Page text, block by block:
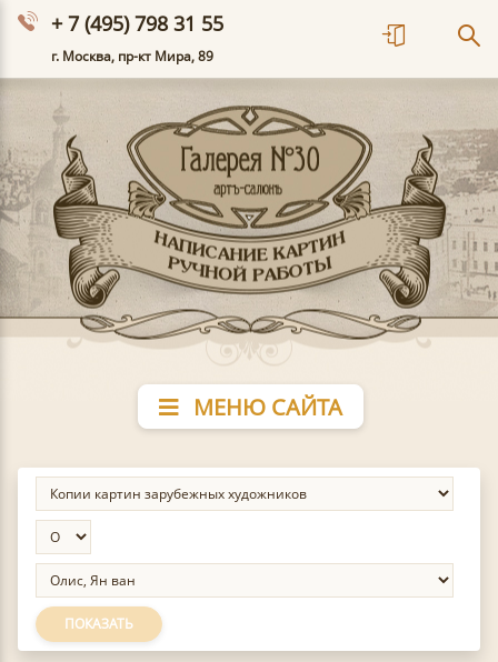
+ 7 (495) 798 31 55
г. Москва, пр-кт Мира, 89
МЕНЮ САЙТА
ПОКАЗАТЬ